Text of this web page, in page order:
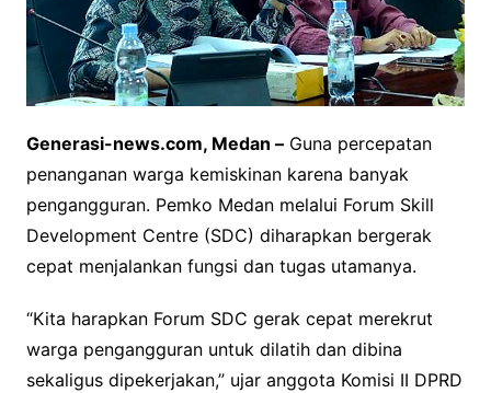
Generasi-news.com, Medan –Guna percepatan
penanganan warga kemiskinan karena banyak
pengangguran. Pemko Medan melalui Forum Skill
Development Centre (SDC) diharapkan bergerak
cepat menjalankan fungsi dan tugas utamanya.
“Kita harapkan Forum SDC gerak cepat merekrut
warga pengangguran untuk dilatih dan dibina
sekaligus dipekerjakan,” ujar anggota Komisi II DPRD